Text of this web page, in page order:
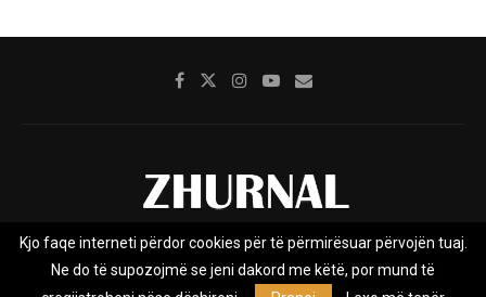
Rreth nesh Impresumi Marketing
Privacy Policy
Kjo faqe interneti përdor cookies për të përmirësuar përvojën tuaj.
Ne do të supozojmë se jeni dakord me këtë, por mund të